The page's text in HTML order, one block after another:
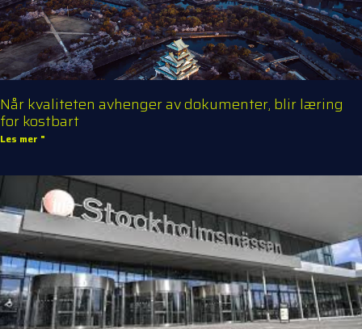
Når kvaliteten avhenger av dokumenter, blir læring
for kostbart
Les mer "